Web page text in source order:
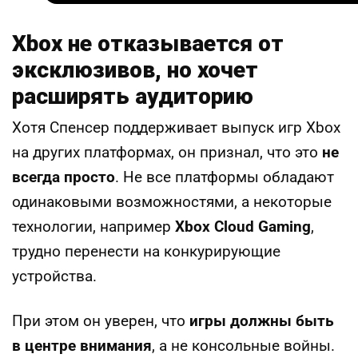
Xbox не отказывается от
эксклюзивов, но хочет
расширять аудиторию
Хотя Спенсер поддерживает выпуск игр Xbox
на других платформах, он признал, что это не
всегда просто. Не все платформы обладают
одинаковыми возможностями, а некоторые
технологии, например Xbox Cloud Gaming,
трудно перенести на конкурирующие
устройства.
При этом он уверен, что игры должны быть
в центре внимания, а не консольные войны.